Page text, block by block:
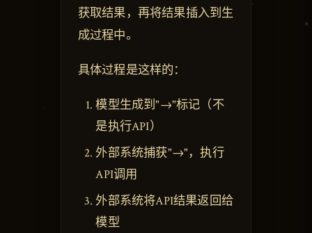
获取结果，再将结果插入到生
成过程中。
具体过程是这样的：
模型生成到"→"标记（不
是执行API）
外部系统捕获"→"，执行
API调用
外部系统将API结果返回给
模型